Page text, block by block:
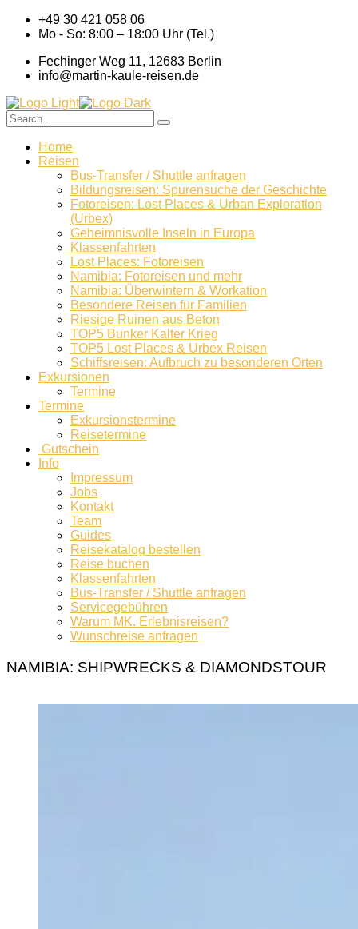
+49 30 421 058 06
Mo - So: 8:00 – 18:00 Uhr (Tel.)
Fechinger Weg 11, 12683 Berlin
info@martin-kaule-reisen.de
Home
Reisen
Bus-Transfer / Shuttle anfragen
Bildungsreisen: Spurensuche der Geschichte
Fotoreisen: Lost Places & Urban Exploration
(Urbex)
Geheimnisvolle Inseln in Europa
Klassenfahrten
Lost Places: Fotoreisen
Namibia: Fotoreisen und mehr
Namibia: Überwintern & Workation
Besondere Reisen für Familien
Riesige Ruinen aus Beton
TOP5 Bunker Kalter Krieg
TOP5 Lost Places & Urbex Reisen
Schiffsreisen: Aufbruch zu besonderen Orten
Exkursionen
Termine
Termine
Exkursionstermine
Reisetermine
Gutschein
Info
Impressum
Jobs
Kontakt
Team
Guides
Reisekatalog bestellen
Reise buchen
Klassenfahrten
Bus-Transfer / Shuttle anfragen
Servicegebühren
Warum MK. Erlebnisreisen?
Wunschreise anfragen
NAMIBIA: SHIPWRECKS & DIAMONDSTOUR